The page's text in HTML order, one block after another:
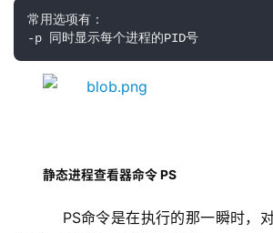
常用选项有：
-p 同时显示每个进程的PID号
静态进程查看器命令 PS
PS命令是在执行的那一瞬时，